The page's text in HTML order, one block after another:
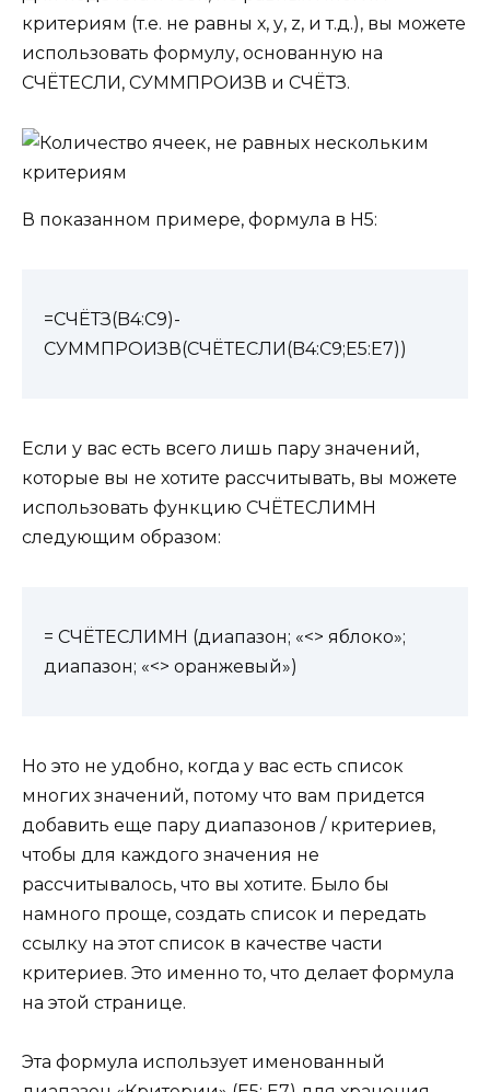
критериям (т.е. не равны х, у, z, и т.д.), вы можете
использовать формулу, основанную на
СЧЁТЕСЛИ, СУММПРОИЗВ и СЧЁТЗ.
В показанном примере, формула в Н5:
=СЧЁТЗ(B4:C9)-
СУММПРОИЗВ(СЧЁТЕСЛИ(B4:C9;E5:E7))
Если у вас есть всего лишь пару значений,
которые вы не хотите рассчитывать, вы можете
использовать функцию СЧЁТЕСЛИМН
следующим образом:
= СЧЁТЕСЛИМН (диапазон; «<> яблоко»;
диапазон; «<> оранжевый»)
Но это не удобно, когда у вас есть список
многих значений, потому что вам придется
добавить еще пару диапазонов / критериев,
чтобы для каждого значения не
рассчитывалось, что вы хотите. Было бы
намного проще, создать список и передать
ссылку на этот список в качестве части
критериев. Это именно то, что делает формула
на этой странице.
Эта формула использует именованный